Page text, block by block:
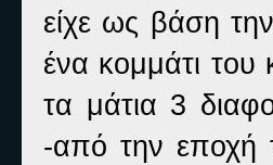
είχε ως βάση
ένα κομμάτι
τα μάτια 3
-από την εποχή